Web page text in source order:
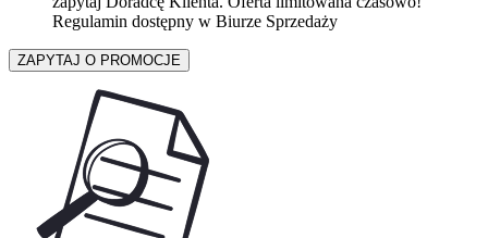
Regulamin dostępny w Biurze Sprzedaży
ZAPYTAJ O PROMOCJE